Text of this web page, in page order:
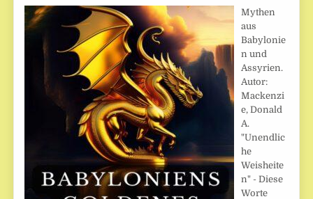
Mythen
aus
Babylonie
n und
Assyrien.
Autor:
Mackenzi
e, Donald
A.
"Unendlic
he
Weisheite
n" - Diese
Worte